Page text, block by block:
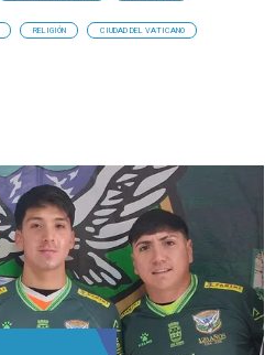
RELIGIÓN CIUDAD DEL VATICANO